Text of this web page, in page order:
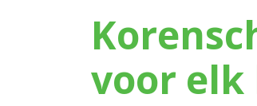
voor elk